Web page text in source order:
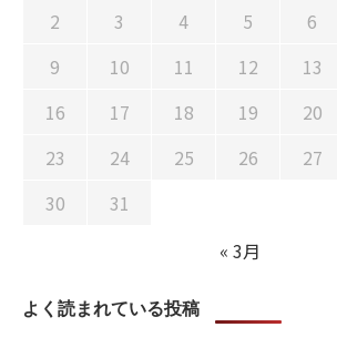
2
3 4 5 6
9
10 11 12 13
16
17 18 19 20
23
24 25 26 27
30
31
« 3月
よく読まれている投稿